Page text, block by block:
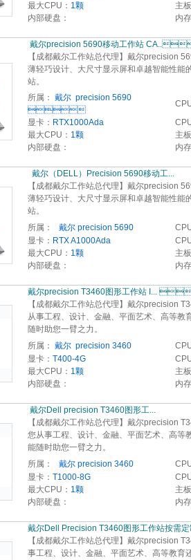
最大CPU： 1颗 主
内部硬盘：
内
 戴尔precision 5690移动工作站
【成都戴尔工作站总代理】戴尔precision
薄轻巧设计、大尺寸显示屏和卓越智能性能
站。
所属： 戴尔  precision 5690

显卡： RTX1000Ada
最大CPU： 1颗 主
内部硬盘：
内
  戴尔（DELL）Precision 5690移动工...
【成都戴尔工作站总代理】戴尔precision
薄轻巧设计、大尺寸显示屏和卓越智能性能
站。
所属：
  戴尔 precision 5690
显卡： RTX A1000Ada
最大CPU： 1颗 主
内部硬盘：
内
戴尔precision T3460图形工作站 I...
【成都戴尔工作站总代理】戴尔precision
从事工程、设计、金融、平面艺术、高等教
随时助您一臂之力。
所属： 戴尔  precision 3460
显卡： T400-4G
最大CPU： 1颗 主
内部硬盘：
内
 戴尔Dell precision T3460图形工... 
【成都戴尔工作站总代理】戴尔precision
您从事工程、设计、金融、平面艺术、高等
能随时助您一臂之力。
所属：
  戴尔 precision 3460
显卡： T1000-8G
最大CPU： 1颗 主
内部硬盘：
内
戴尔Dell Precision T3460图形工作站按需定制
【成都戴尔工作站总代理】戴尔precision
事工程、设计、金融、平面艺术、高等教育